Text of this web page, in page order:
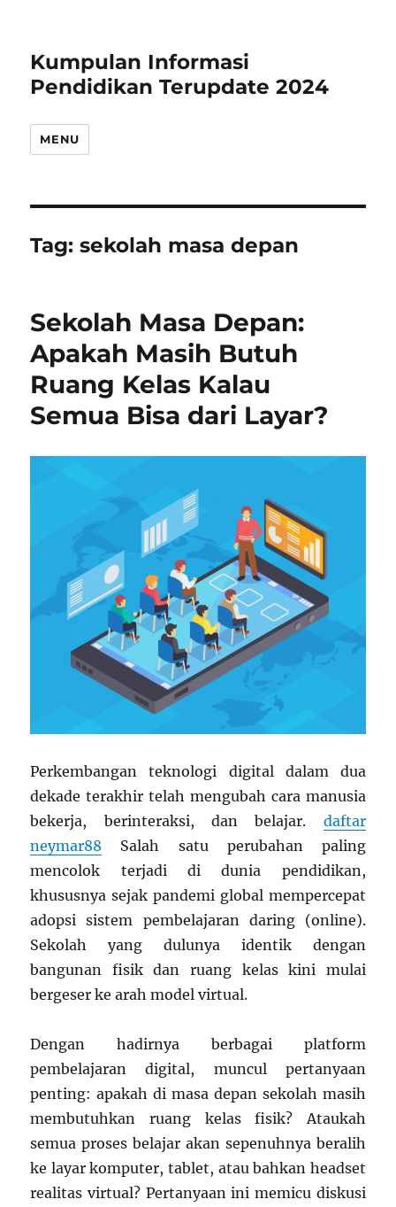
Kumpulan Informasi
Pendidikan Terupdate 2024
MENU
Tag:sekolah masa depan
Sekolah Masa Depan:
Apakah Masih Butuh
Ruang Kelas Kalau
Semua Bisa dari Layar?
Perkembangan teknologi digital dalam dua
dekade terakhir telah mengubah cara manusia
bekerja, berinteraksi, dan belajar. daftar
neymar88 Salah satu perubahan paling
mencolok terjadi di dunia pendidikan,
khususnya sejak pandemi global mempercepat
adopsi sistem pembelajaran daring (online).
Sekolah yang dulunya identik dengan
bangunan fisik dan ruang kelas kini mulai
bergeser ke arah model virtual.
Dengan hadirnya berbagai platform
pembelajaran digital, muncul pertanyaan
penting: apakah di masa depan sekolah masih
membutuhkan ruang kelas fisik? Ataukah
semua proses belajar akan sepenuhnya beralih
ke layar komputer, tablet, atau bahkan headset
realitas virtual? Pertanyaan ini memicu diskusi